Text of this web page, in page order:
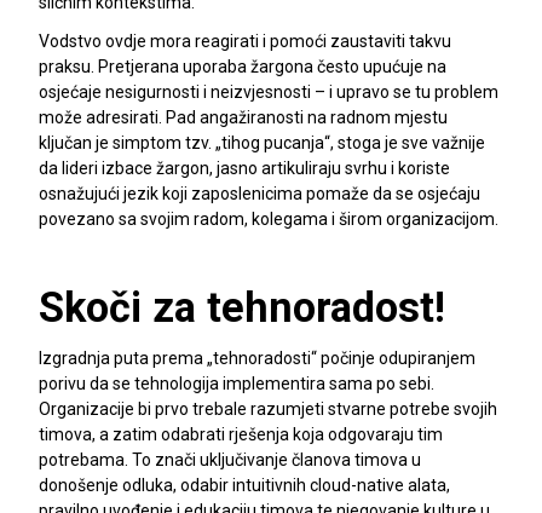
Vodstvo ovdje mora reagirati i pomoći zaustaviti takvu
praksu. Pretjerana uporaba žargona često upućuje na
osjećaje nesigurnosti i neizvjesnosti – i upravo se tu problem
može adresirati. Pad angažiranosti na radnom mjestu
ključan je simptom tzv. „tihog pucanja“, stoga je sve važnije
da lideri izbace žargon, jasno artikuliraju svrhu i koriste
osnažujući jezik koji zaposlenicima pomaže da se osjećaju
povezano sa svojim radom, kolegama i širom organizacijom.
Skoči za tehnoradost!
Izgradnja puta prema „tehnoradosti“ počinje odupiranjem
porivu da se tehnologija implementira sama po sebi.
Organizacije bi prvo trebale razumjeti stvarne potrebe svojih
timova, a zatim odabrati rješenja koja odgovaraju tim
potrebama. To znači uključivanje članova timova u
donošenje odluka, odabir intuitivnih cloud-native alata,